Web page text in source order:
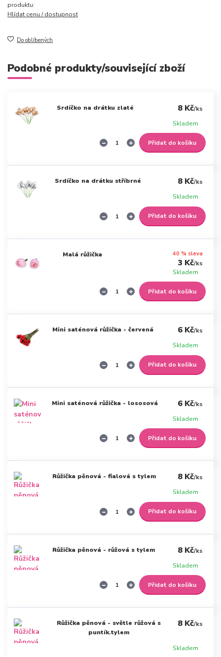
produktu:
Hlídat cenu / dostupnost
Do oblíbených
Podobné produkty/související zboží
Srdíčko na drátku zlaté 8 Kč/ks
Skladem
Přidat do košíku
Srdíčko na drátku stříbrné 8 Kč/ks
Skladem
Přidat do košíku
Malá růžička 40 % sleva
3 Kč/ks
Skladem
Přidat do košíku
Mini saténová růžička - červená 6 Kč/ks
Skladem
Přidat do košíku
Mini saténová růžička - lososová 6 Kč/ks
Skladem
Přidat do košíku
Růžička pěnová - fialová s tylem 8 Kč/ks
Skladem
Přidat do košíku
Růžička pěnová - růžová s tylem 8 Kč/ks
Skladem
Přidat do košíku
Růžička pěnová - světle růžová s
puntík.tylem
8 Kč/ks
Skladem